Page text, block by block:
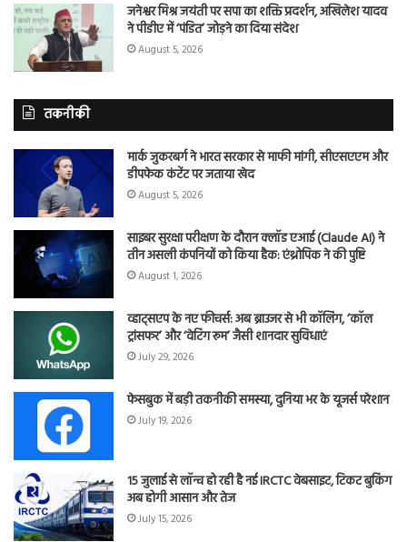
जनेश्वर मिश्र जयंती पर सपा का शक्ति प्रदर्शन, अखिलेश यादव
ने पीडीए में ‘पंडित’ जोड़ने का दिया संदेश
August 5, 2026
तकनीकी
मार्क जुकरबर्ग ने भारत सरकार से माफी मांगी, सीएसएएम और
डीपफेक कंटेंट पर जताया खेद
August 5, 2026
साइबर सुरक्षा परीक्षण के दौरान क्लॉड एआई (Claude AI) ने
तीन असली कंपनियों को किया हैक: एंथ्रोपिक ने की पुष्टि
August 1, 2026
व्हाट्सएप के नए फीचर्स: अब ब्राउजर से भी कॉलिंग, ‘कॉल
ट्रांसफर’ और ‘वेटिंग रूम’ जैसी शानदार सुविधाएं
July 29, 2026
फेसबुक में बड़ी तकनीकी समस्या, दुनिया भर के यूजर्स परेशान
July 19, 2026
15 जुलाई से लॉन्च हो रही है नई IRCTC वेबसाइट, टिकट बुकिंग
अब होगी आसान और तेज
July 15, 2026